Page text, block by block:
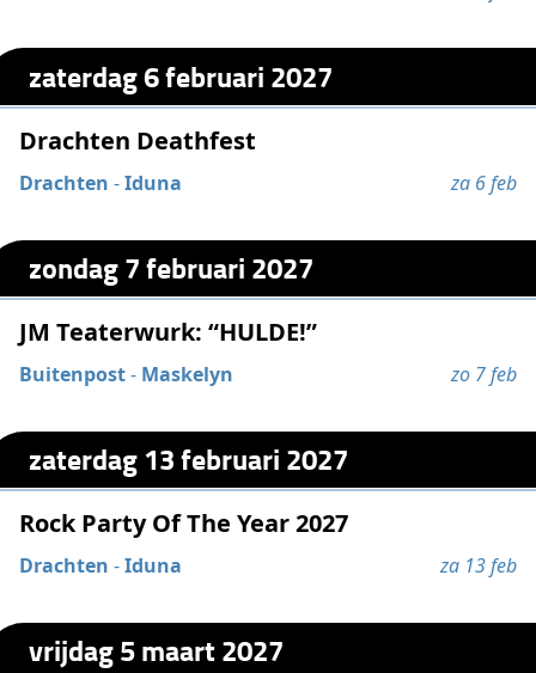
zaterdag 6 februari 2027
Drachten Deathfest
Drachten -Iduna za 6 feb
zondag 7 februari 2027
JM Teaterwurk: “HULDE!”
Buitenpost- Maskelyn zo 7 feb
zaterdag 13 februari 2027
Rock Party Of The Year 2027
Drachten -Iduna za 13 feb
vrijdag 5 maart 2027